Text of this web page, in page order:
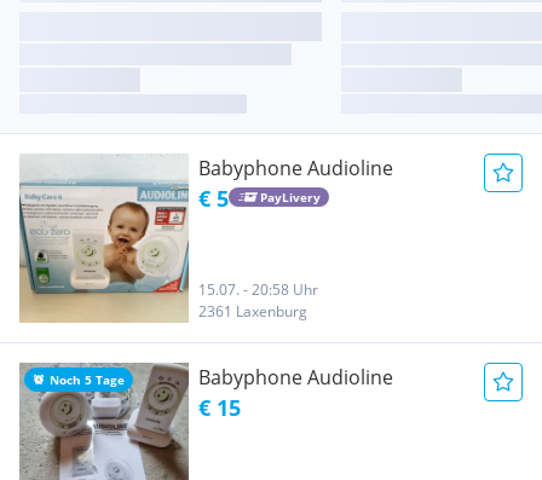
Babyphone Audioline
€ 5 PayLivery
15.07. - 20:58 Uhr
2361 Laxenburg
Noch 5 Tage Babyphone Audioline
€ 15